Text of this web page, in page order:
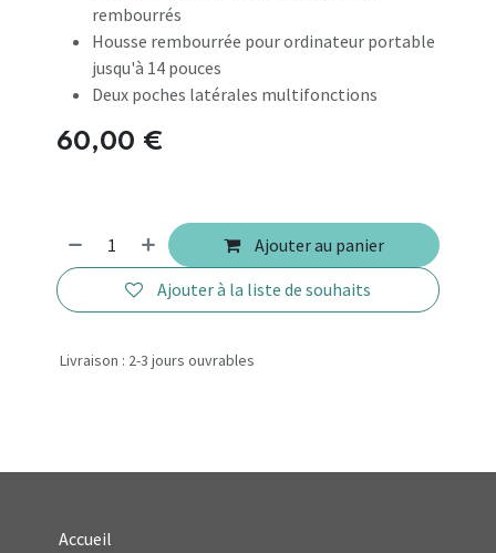
rembourrés
Housse rembourrée pour ordinateur portable
jusqu'à 14 pouces
Deux poches latérales multifonctions
60,00 €
Ajouter au panier
Ajouter à la liste de souhaits
Livraison : 2-3 jours ouvrables
Accueil